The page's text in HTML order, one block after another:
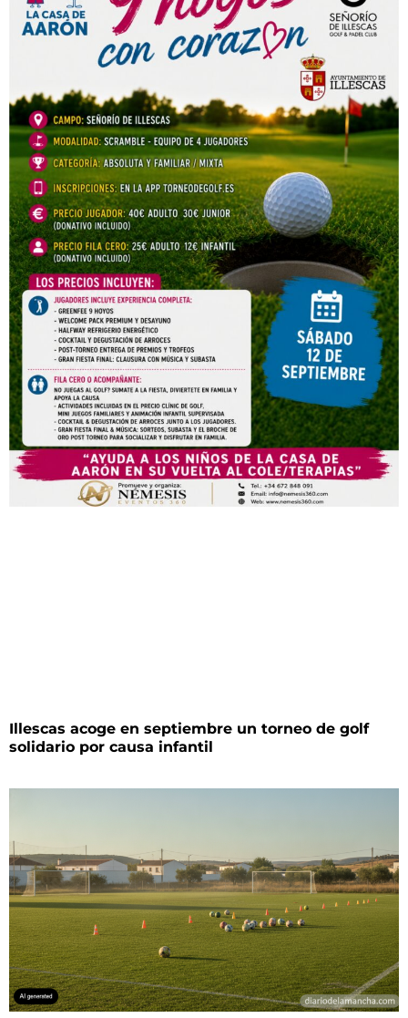
Illescas acoge en septiembre un torneo de golf
solidario por causa infantil